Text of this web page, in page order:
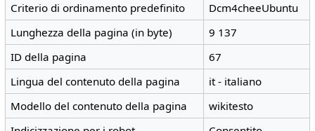
Criterio di ordinamento predefinito
Dcm4cheeUbuntu
Lunghezza della pagina (in byte)
9 137
ID della pagina
67
Lingua del contenuto della pagina
it - italiano
Modello del contenuto della pagina
wikitesto